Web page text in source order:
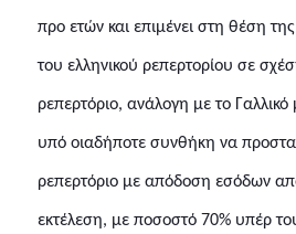
προ ετών και επιμένει στη θέση
του ελληνικού ρεπερτορίου σε
ρεπερτόριο, ανάλογη με το
υπό οιαδήποτε συνθήκη να
ρεπερτόριο με απόδοση εσόδων
εκτέλεση, με ποσοστό 70% υπέρ